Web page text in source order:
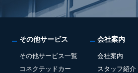
その他サービス
その他サービス一覧
コネクテッドカー
会社案内
会社案内
スタッフ紹介